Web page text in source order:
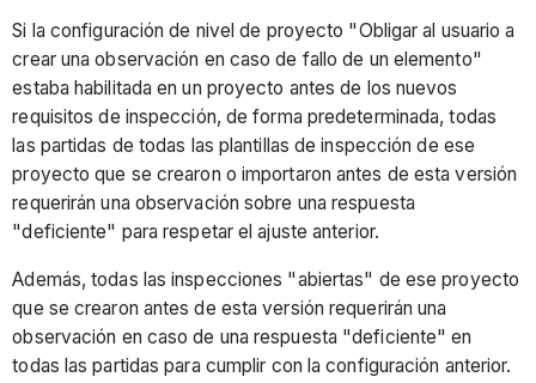
una
observación
sobre
la
falla
del
artículo"
antes
de
los
nuevos
requisitos
Si la configuración de nivel de proyecto "Obligar al usuario a
crear una observación en caso de fallo de un elemento"
estaba habilitada en un proyecto antes de los nuevos
requisitos de inspección, de forma predeterminada, todas
las partidas de todas las plantillas de inspección de ese
proyecto que se crearon o importaron antes de esta versión
requerirán una observación sobre una respuesta
"deficiente" para respetar el ajuste anterior.
Además, todas las inspecciones "abiertas" de ese proyecto
que se crearon antes de esta versión requerirán una
observación en caso de una respuesta "deficiente" en
todas las partidas para cumplir con la configuración anterior.